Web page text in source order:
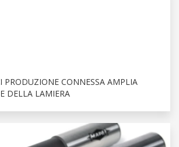
PRODUZIONE CONNESSA AMPLIA
DELLA LAMIERA